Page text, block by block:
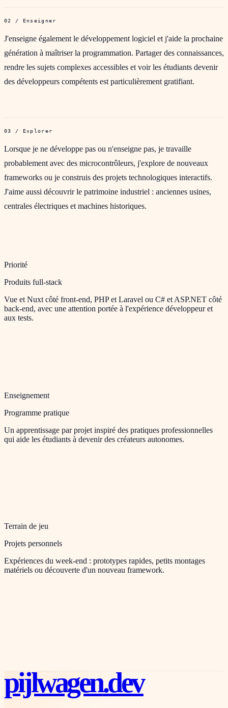
02 / Enseigner
J'enseigne également le développement logiciel et j'aide la prochaine
génération à maîtriser la programmation. Partager des connaissances,
rendre les sujets complexes accessibles et voir les étudiants devenir
des développeurs compétents est particulièrement gratifiant.
03 / Explorer
Lorsque je ne développe pas ou n'enseigne pas, je travaille
probablement avec des microcontrôleurs, j'explore de nouveaux
frameworks ou je construis des projets technologiques interactifs.
J'aime aussi découvrir le patrimoine industriel : anciennes usines,
centrales électriques et machines historiques.
Priorité
Produits full-stack
Vue et Nuxt côté front-end, PHP et Laravel ou C# et ASP.NET côté
back-end, avec une attention portée à l'expérience développeur et
aux tests.
Enseignement
Programme pratique
Un apprentissage par projet inspiré des pratiques professionnelles
qui aide les étudiants à devenir des créateurs autonomes.
Terrain de jeu
Projets personnels
Expériences du week-end : prototypes rapides, petits montages
matériels ou découverte d'un nouveau framework.
pijlwagen.dev